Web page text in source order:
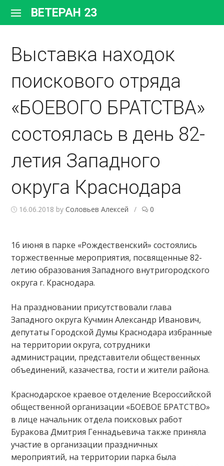
содержимому
ВЕТЕРАН 23
Выставка находок
поискового отряда
«БОЕВОГО БРАТСТВА»
состоялась в день 82-
летия Западного
округа Краснодара
16.06.2018 byСоловьев Алексей / 0
16 июня в парке «Рождественский» состоялись
торжественные мероприятия, посвященные 82-
летию образования Западного внутригородского
округа г. Краснодара.
На праздновании присутствовали глава
Западного округа Кучмин Александр Иванович,
депутаты Городской Думы Краснодара избранные
на территории округа, сотрудники
администрации, представители общественных
объединений, казачества, гости и жители района.
Краснодарское краевое отделение Всероссийской
общественной организации «БОЕВОЕ БРАТСТВО»
в лице начальник отдела поисковых работ
Буракова Дмитрия Геннадьевича также приняла
участие в организации праздничных
мероприятий, на территории парка была